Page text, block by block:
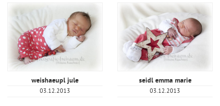
weishaeupl jule
03.12.2013
seidl emma marie
03.12.2013